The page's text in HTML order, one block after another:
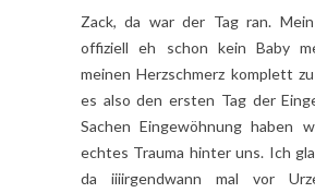
Zack, da war der Tag ran.
offiziell eh schon kein Baby
meinen Herzschmerz komplett
es also den ersten Tag der
Sachen Eingewöhnung haben
echtes Trauma hinter uns. Ich
da iiiirgendwann mal vor